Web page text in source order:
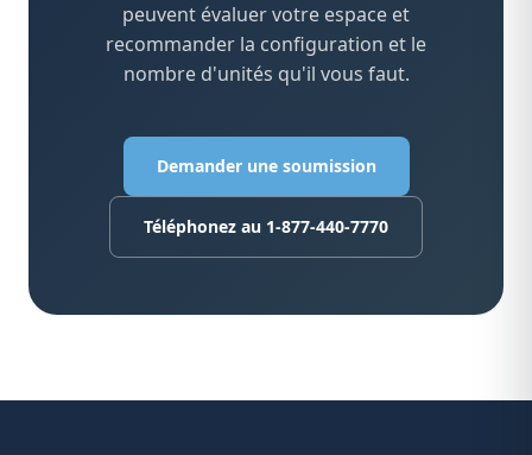
peuvent évaluer votre espace et
recommander la configuration et le
nombre d'unités qu'il vous faut.
Demander une soumission
Téléphonez au 1-877-440-7770